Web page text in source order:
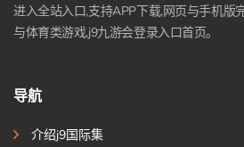
进入全站入口,支持APP下载,网页与手机版
与体育类游戏,j9九游会登录入口首页。
导航
介绍j9国际集